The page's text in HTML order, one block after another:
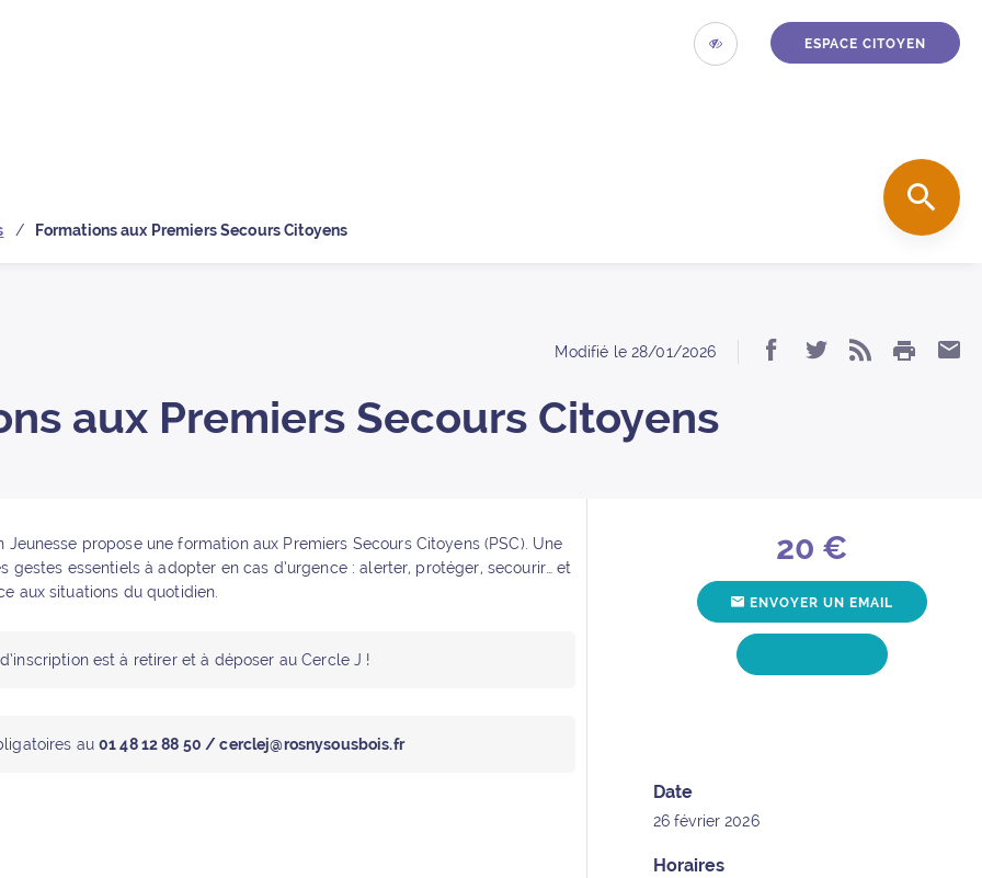
page d’accueil
ACCESSIBILITÉ
ESPACE CITOYEN
Formations aux Premiers Secours Citoyens
Modifié le 28/01/2026 Partager «
Partager «
aux Premiers Secours Citoyens
Jeunesse propose une formation aux Premiers Secours Citoyens (PSC). Une
gestes essentiels à adopter en cas d’urgence : alerter, protéger, secourir… et
aux situations du quotidien.
d’inscription est à retirer et à déposer au Cercle J !
au01 48 12 88 50 / cerclej@rosnysousbois.fr
Détails de l’événement
20 €
ENVOYER UN EMAIL POUR
POUR
Date
26 février 2026
Horaires